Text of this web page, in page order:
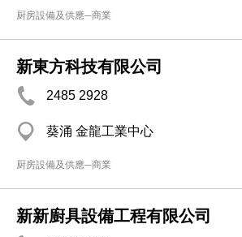
厨房設備及供應─商業
新東方科技有限公司
2485 2928
葵涌 金龍工業中心
厨房設備及供應─商業
新新廚具設備工程有限公司